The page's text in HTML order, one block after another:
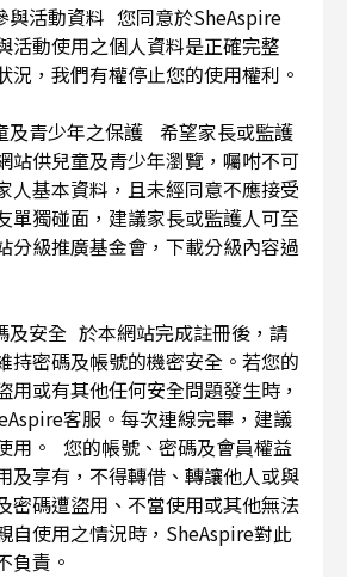
與活動資料 您同意於SheAspire
活動使用之個人資料是正確完整
況，我們有權停止您的使用權利。
及青少年之保護 希望家長或監護
站供兒童及青少年瀏覽，囑咐不可
人基本資料，且未經同意不應接受
單獨碰面，建議家長或監護人可至
分級推廣基金會，下載分級內容過
及安全 於本網站完成註冊後，請
持密碼及帳號的機密安全。若您的
用或有其他任何安全問題發生時，
客服。每次連線完畢，建議
用。 您的帳號、密碼及會員權益
及享有，不得轉借、轉讓他人或與
密碼遭盜用、不當使用或其他無法
自使用之情況時，SheAspire對此
負責。